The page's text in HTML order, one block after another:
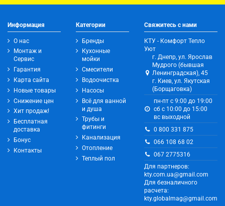
Информация
О нас
Монтаж и
Сервис
Гарантия
Карта сайта
Новые товары
Снижение цен
Хит продаж!
Бесплатная
доставка
Бонус
Контакты
Категории
Бренды
Кухонные
мойки
Смесители
Водоочистка
Насосы
Всё для ванной
и душа
Трубы и
фитинги
Канализация
Отопление
Теплый пол
Свяжитесь с нами
КТУ - Комфорт Тепло
Уют
г. Днепр, ул. Ярослав
Мудрого (бывшая
Ленинградская), 45
г. Киев, ул. Якутская
(Борщаговка)
пн-пт с 9:00 до 19:00
сб с 10:00 до 15:00
вс выходной
0 800 331 875
066 108 68 02
067 2775316
Для партнеров:
kty.com.ua@gmail.com
Для безналичного
расчета:
kty.globalmag@gmail.com